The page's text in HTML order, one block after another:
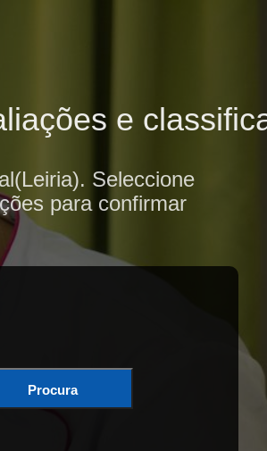
e
Seleccione
para confirmar
Procura